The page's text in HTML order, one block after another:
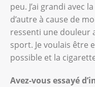
peu. J’ai grandi avec
d’autre à cause de
ressenti une douleur
sport. Je voulais être
possible et la
Avez-vous essayé